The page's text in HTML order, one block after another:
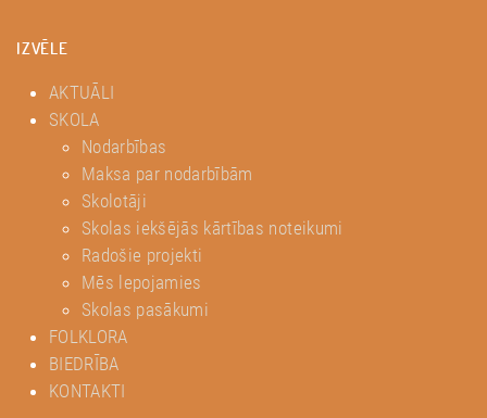
IZVĒLE
AKTUĀLI
SKOLA
Nodarbības
Maksa par nodarbībām
Skolotāji
Skolas iekšējās kārtības noteikumi
Radošie projekti
Mēs lepojamies
Skolas pasākumi
FOLKLORA
BIEDRĪBA
KONTAKTI